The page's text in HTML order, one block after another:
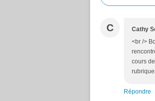
C Cathy
<br />
cours
Répondre